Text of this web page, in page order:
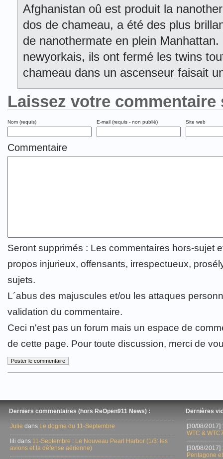
Afghanistan oû est produit la
dos de chameau, a été des plus
de nanothermate en plein
newyorkais, ils ont fermé les twins
chameau dans un ascenseur faisait
Laissez votre commentaire
Nom (requis) E-mail (requis - non publié) Site web
Commentaire
Seront supprimés : Les commentaires hors-sujet
propos injurieux, offensants, irrespectueux,
sujets.
L´abus des majuscules et/ou les attaques
validation du commentaire.
Ceci n'est pas un forum mais un espace de
de cette page. Pour toute discussion, merci de
Derniers commentaires (hors ReOpen911 News) :
Julie dans Le dogme du 11-Septembre
lili dans 11-Septembre : Le Nouveau Pearl Harbor (1/3: les
avions et la défense aérienne)
Dernières
[30/08/2017]
WTC &
[30/08/2017]
Pentagone